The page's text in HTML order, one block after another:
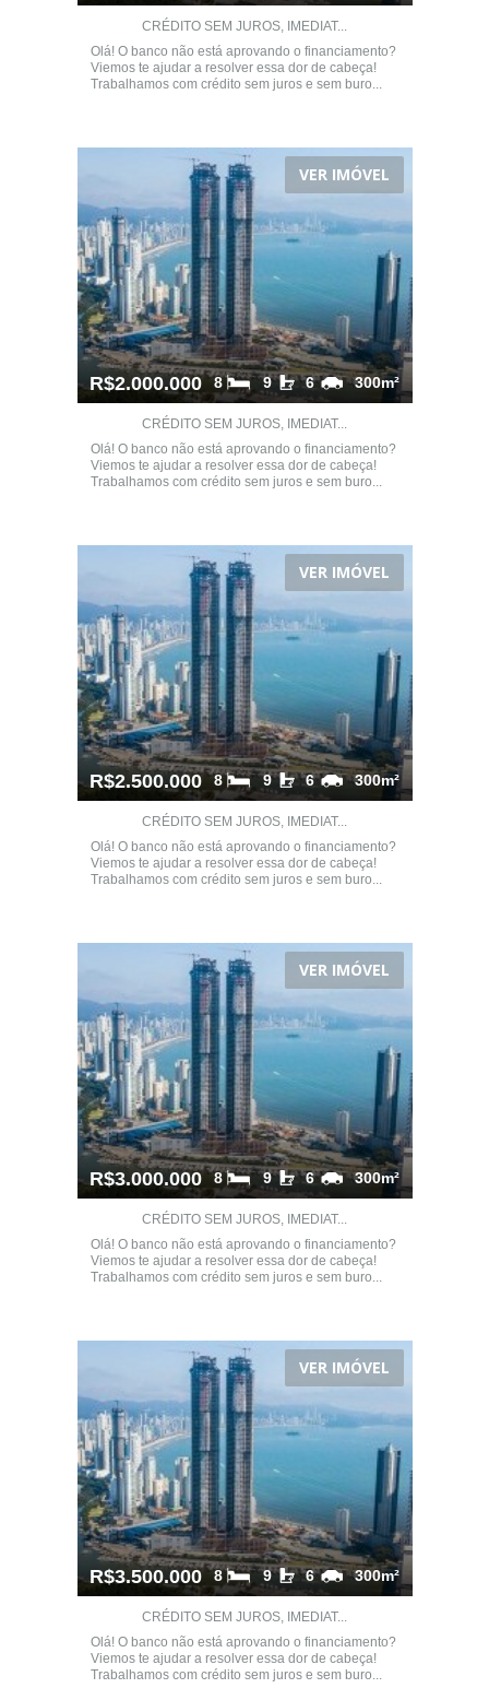
CRÉDITO SEM JUROS, IMEDIAT...
Olá! O banco não está aprovando o financiamento?
Viemos te ajudar a resolver essa dor de cabeça!
Trabalhamos com crédito sem juros e sem buro...
VER IMÓVEL
R$2.000.000 300m²
6
9
8
CRÉDITO SEM JUROS, IMEDIAT...
Olá! O banco não está aprovando o financiamento?
Viemos te ajudar a resolver essa dor de cabeça!
Trabalhamos com crédito sem juros e sem buro...
VER IMÓVEL
R$2.500.000 300m²
6
9
8
CRÉDITO SEM JUROS, IMEDIAT...
Olá! O banco não está aprovando o financiamento?
Viemos te ajudar a resolver essa dor de cabeça!
Trabalhamos com crédito sem juros e sem buro...
VER IMÓVEL
R$3.000.000 300m²
6
9
8
CRÉDITO SEM JUROS, IMEDIAT...
Olá! O banco não está aprovando o financiamento?
Viemos te ajudar a resolver essa dor de cabeça!
Trabalhamos com crédito sem juros e sem buro...
VER IMÓVEL
R$3.500.000 300m²
6
9
8
CRÉDITO SEM JUROS, IMEDIAT...
Olá! O banco não está aprovando o financiamento?
Viemos te ajudar a resolver essa dor de cabeça!
Trabalhamos com crédito sem juros e sem buro...